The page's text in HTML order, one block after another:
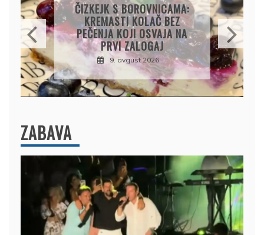
KOLAČ S LIMUNOM I
SIROM: RECEPT ZA
KREMASTU POSLASTICU
KOJA SE TOPI U USTIMA
9. avgust 2026.
ZABAVA